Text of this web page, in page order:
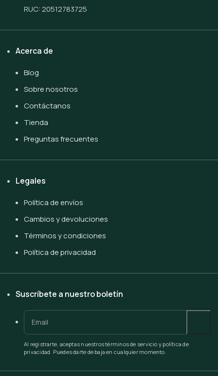
RUC: 20512783725
Acerca de
Blog
Sobre nosotros
Contáctanos
Tienda
Preguntas frecuentes
Legales
Política de envíos
Cambios y devoluciones
Términos y condiciones
Política de privacidad
Suscríbete a nuestro boletín
Al registrarte, aceptas nuestros términos de servicio y política de
privacidad. Puedes darte de baja en cualquier momento.